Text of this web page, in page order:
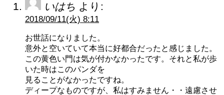
いはち より:
2018/09/11(火) 8:11
お世話になりました。
意外と空いていて本当に好都合だったと感じました。
この黄色い門は気が付かなかったです。それと私が歩
いた時はこのパンダを
見ることがなかったですね。
ディープなものですが、私はすみません・・遠慮させ